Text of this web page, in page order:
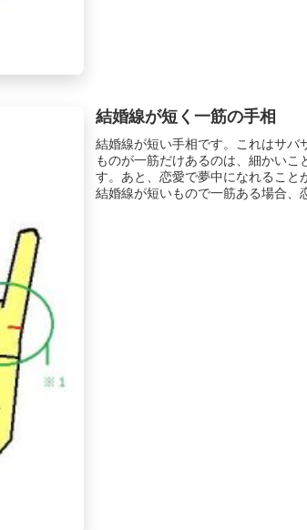
結婚線が短く一筋の手相
結婚線が短い手相です。これはサバ
ものが一筋だけあるのは、細かいこ
す。あと、恋愛で夢中になれること
結婚線が短いもので一筋ある場合、